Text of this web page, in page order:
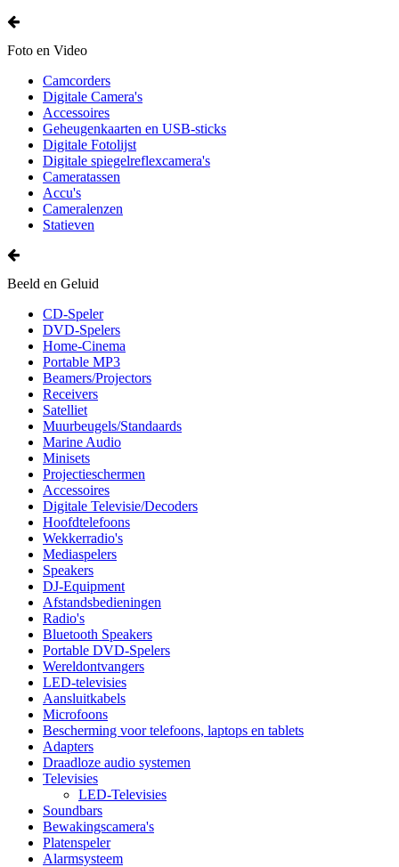
Foto en Video
Camcorders
Digitale Camera's
Accessoires
Geheugenkaarten en USB-sticks
Digitale Fotolijst
Digitale spiegelreflexcamera's
Cameratassen
Accu's
Cameralenzen
Statieven
Beeld en Geluid
CD-Speler
DVD-Spelers
Home-Cinema
Portable MP3
Beamers/Projectors
Receivers
Satelliet
Muurbeugels/Standaards
Marine Audio
Minisets
Projectieschermen
Accessoires
Digitale Televisie/Decoders
Hoofdtelefoons
Wekkerradio's
Mediaspelers
Speakers
DJ-Equipment
Afstandsbedieningen
Radio's
Bluetooth Speakers
Portable DVD-Spelers
Wereldontvangers
LED-televisies
Aansluitkabels
Microfoons
Bescherming voor telefoons, laptops en tablets
Adapters
Draadloze audio systemen
Televisies
LED-Televisies
Soundbars
Bewakingscamera's
Platenspeler
Alarmsysteem